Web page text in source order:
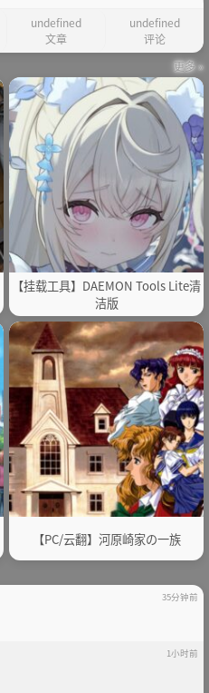
undefined
文章
undefined
评论
更多 »
【挂载工具】DAEMON Tools Lite清
洁版
【PC/云翻】河原崎家の一族
35分钟前
1小时前